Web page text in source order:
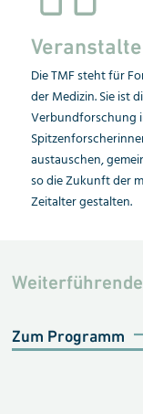
Die TMF steht für
der Medizin. Sie ist
Verbundforschung
austauschen,
so die Zukunft der
Zeitalter gestalten.
Zum Programm